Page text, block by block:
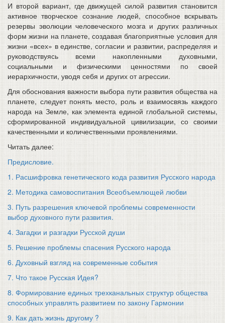
И второй вариант, где движущей силой развития становится
активное творческое сознание людей, способное вскрывать
резервы эволюции человеческого мозга и других различных
форм жизни на планете, создавая благоприятные условия для
жизни «всех» в единстве, согласии и развитии, распределяя и
руководствуясь всеми накопленными духовными,
социальными и физическими ценностями по своей
иерархичности, уводя себя и других от агрессии.
Для обоснования важности выбора пути развития общества на
планете, следует понять место, роль и взаимосвязь каждого
народа на Земле, как элемента единой глобальной системы,
сформированной индивидуальной цивилизации, со своими
качественными и количественными проявлениями.
Читать далее:
Предисловие.
1. Расшифровка генетического кода развития Русского народа
2. Методика самовоспитания Всеобъемлющей любви
3. Путь разрешения ключевой проблемы современности
выбор духовного пути развития.
4. Загадки и разгадки Русской души
5. Решение проблемы спасения Русского народа
6. Духовный взгляд на современные события
7. Что такое Русская Идея?
8. Формирование единых трехканальных структур общества
способных управлять развитием по закону Гармонии
9. Как дать жизнь другому ?